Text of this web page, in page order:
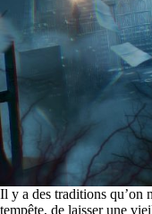
Il y a des traditions qu’on
tempête, de laisser une